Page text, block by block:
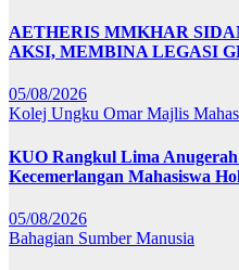
AETHERIS MMKHAR
AKSI, MEMBINA LEGASI
05/08/2026
Kolej Ungku OmarMajlis
KUO Rangkul Lima
Kecemerlangan Mahasiswa
05/08/2026
Bahagian Sumber Manusia